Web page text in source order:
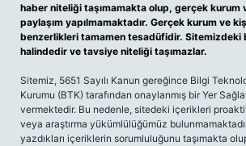
haber niteliği taşımamakta olup, gerçek kurum
paylaşım yapılmamaktadır. Gerçek kurum ve
benzerlikleri tamamen tesadüfidir. Sitemizdeki
halindedir ve tavsiye niteliği taşımazlar.
Sitemiz, 5651 Sayılı Kanun gereğince Bilgi
Kurumu (BTK) tarafından onaylanmış bir Yer
vermektedir. Bu nedenle, sitedeki içerikleri
veya araştırma yükümlülüğümüz
yazdıkları içeriklerin sorumluluğunu taşımakta